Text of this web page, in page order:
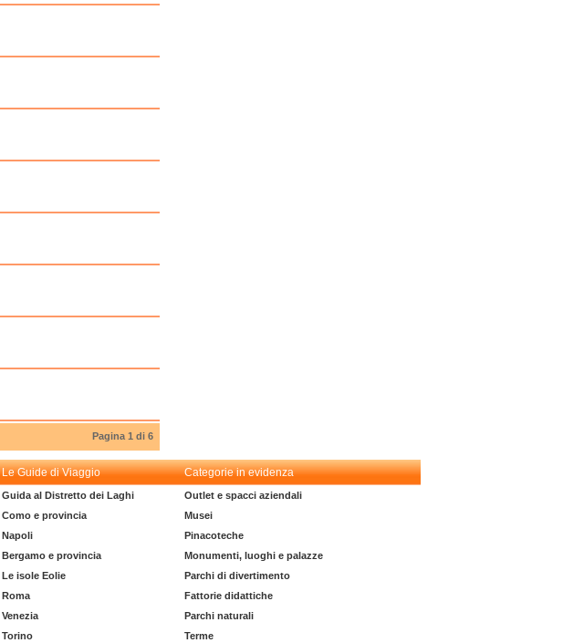
Pagina 1 di 6
Le Guide di Viaggio Categorie in evidenza
Guida al Distretto dei Laghi
Como e provincia
Napoli
Bergamo e provincia
Le isole Eolie
Roma
Venezia
Torino
Outlet e spacci aziendali
Musei
Pinacoteche
Monumenti, luoghi e palazze
Parchi di divertimento
Fattorie didattiche
Parchi naturali
Terme